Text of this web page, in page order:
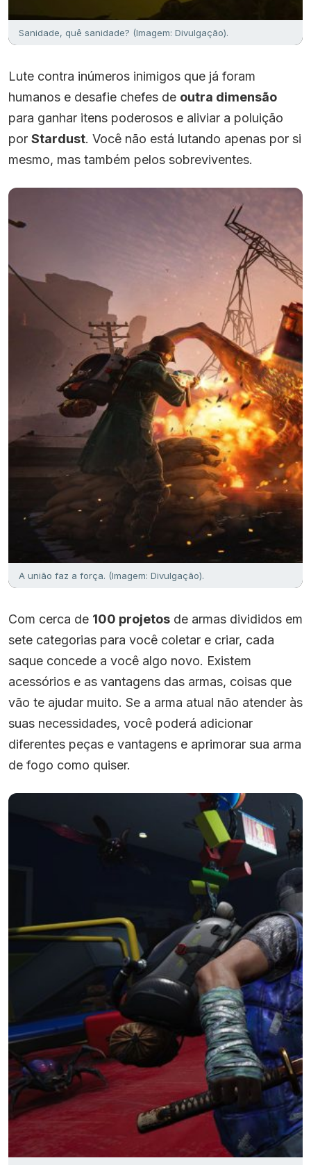
Sanidade, quê sanidade? (Imagem: Divulgação).
Lute contra inúmeros inimigos que já foram
humanos e desafie chefes de outra dimensão
para ganhar itens poderosos e aliviar a poluição
por Stardust. Você não está lutando apenas por si
mesmo, mas também pelos sobreviventes.
A união faz a força. (Imagem: Divulgação).
Com cerca de 100 projetos de armas divididos em
sete categorias para você coletar e criar, cada
saque concede a você algo novo. Existem
acessórios e as vantagens das armas, coisas que
vão te ajudar muito. Se a arma atual não atender às
suas necessidades, você poderá adicionar
diferentes peças e vantagens e aprimorar sua arma
de fogo como quiser.